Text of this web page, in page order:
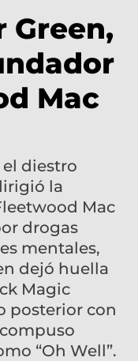
Green,
Mac
el diestro
la
Mac
drogas
mentales,
dejó huella
Magic
posterior con
“Oh Well”.